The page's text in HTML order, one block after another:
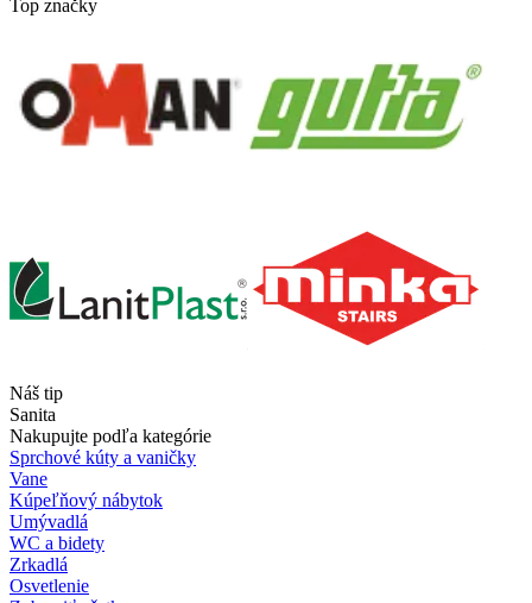
Top značky
Náš tip
Sanita
Nakupujte podľa kategórie
Sprchové kúty a vaničky
Vane
Kúpeľňový nábytok
Umývadlá
WC a bidety
Zrkadlá
Osvetlenie